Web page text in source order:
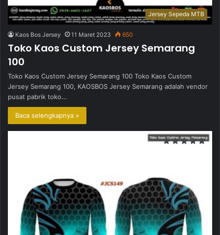
Jersey Sepeda MTB
Kaos Bos Jersey 11 Maret 2023 650
Toko Kaos Custom Jersey Semarang
100
Toko Kaos Custom Jersey Semarang 100 Toko Kaos Custom
Jersey Semarang 100, KAOSBOS Jersey Semarang adalah vendor
pusat pabrik toko…
Baca selengkapnya »